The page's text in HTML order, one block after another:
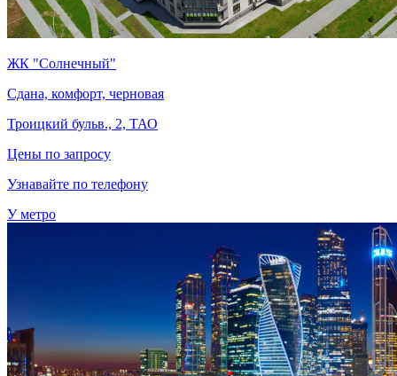
ЖК "Солнечный"
Сдана, комфорт, черновая
Троицкий бульв., 2, ТАО
Цены по запросу
Узнавайте по телефону
У метро